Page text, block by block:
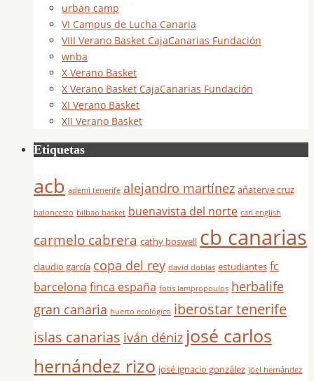
urban camp
VI Campus de Lucha Canaria
VIII Verano Basket CajaCanarias Fundación
wnba
X Verano Basket
X Verano Basket CajaCanarias Fundación
XI Verano Basket
XII Verano Basket
Etiquetas
acb ademi tenerife alejandro martínez añaterve cruz
baloncesto bilbao basket buenavista del norte carl english
carmelo cabrera cathy boswell cb canarias
claudio garcía copa del rey david doblas estudiantes fc
barcelona finca españa fotis lampropoulos herbalife
gran canaria huerto ecológico iberostar tenerife
islas canarias iván déniz josé carlos
hernández rizo josé ignacio gonzález jöel hernández